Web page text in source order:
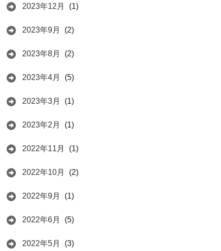
2023年12月 (1)
2023年9月 (2)
2023年8月 (2)
2023年4月 (5)
2023年3月 (1)
2023年2月 (1)
2022年11月 (1)
2022年10月 (2)
2022年9月 (1)
2022年6月 (5)
2022年5月 (3)